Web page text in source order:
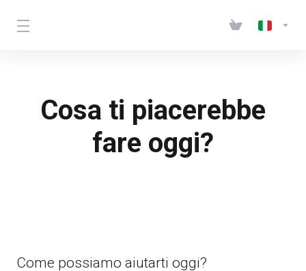
Cosa ti piacerebbe
fare oggi?
Come possiamo aiutarti oggi?